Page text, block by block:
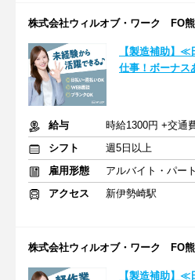
株式会社ウィルオブ・ワーク FO
【製造補助】
仕事！ボーナス
給与
時給1300円 +交通
シフト
週5日以上
雇用形態
アルバイト・パート
アクセス
新伊勢崎駅
株式会社ウィルオブ・ワーク FO
【製造補助】